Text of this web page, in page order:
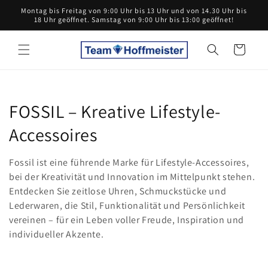
zum
Inhalt
Montag bis Freitag von 9:00 Uhr bis 13 Uhr und von 14.30 Uhr bis
18 Uhr geöffnet. Samstag von 9:00 Uhr bis 13:00 geöffnet!
Warenkorb
K
a
t
e
g
o
FOSSIL – Kreative Lifestyle-
Accessoires
Fossil ist eine führende Marke für Lifestyle-Accessoires,
bei der Kreativität und Innovation im Mittelpunkt stehen.
Entdecken Sie zeitlose Uhren, Schmuckstücke und
Lederwaren, die Stil, Funktionalität und Persönlichkeit
vereinen – für ein Leben voller Freude, Inspiration und
individueller Akzente.